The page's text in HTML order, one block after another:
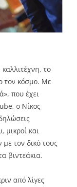
το
τον κόσμο. Με
που έχει
ο Νίκος
και
τον δικό τους
βιντεάκια.
από λίγες